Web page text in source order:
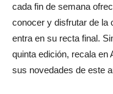
cada fin de semana
conocer y disfrutar de la
entra en su recta final.
quinta edición, recala en
sus novedades de este